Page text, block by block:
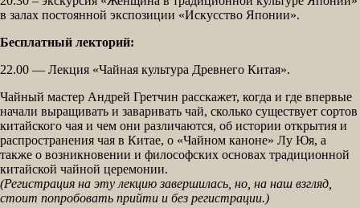
в залах постоянной экспозиции «Искусство Японии».
Бесплатный лекторий:
22.00 — Лекция «Чайная культура Древнего Китая».
Чайный мастер Андрей Гретчин расскажет, когда и где впервые
начали выращивать и заваривать чай, сколько существует сортов
китайского чая и чем они различаются, об истории открытия и
распространения чая в Китае, о «Чайном каноне» Лу Юя, а
также о возникновении и философских основах традиционной
китайской чайной церемонии.
(Регистрация на эту лекцию завершилась, но, на наш взгляд,
стоит попробовать прийти и без регистрации.)